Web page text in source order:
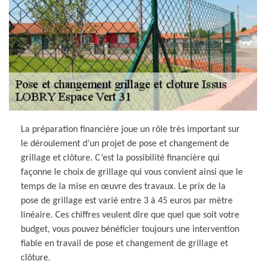
La préparation financière joue un rôle très important sur
le déroulement d’un projet de pose et changement de
grillage et clôture. C’est la possibilité financière qui
façonne le choix de grillage qui vous convient ainsi que le
temps de la mise en œuvre des travaux. Le prix de la
pose de grillage est varié entre 3 à 45 euros par mètre
linéaire. Ces chiffres veulent dire que quel que soit votre
budget, vous pouvez bénéficier toujours une intervention
fiable en travail de pose et changement de grillage et
clôture.